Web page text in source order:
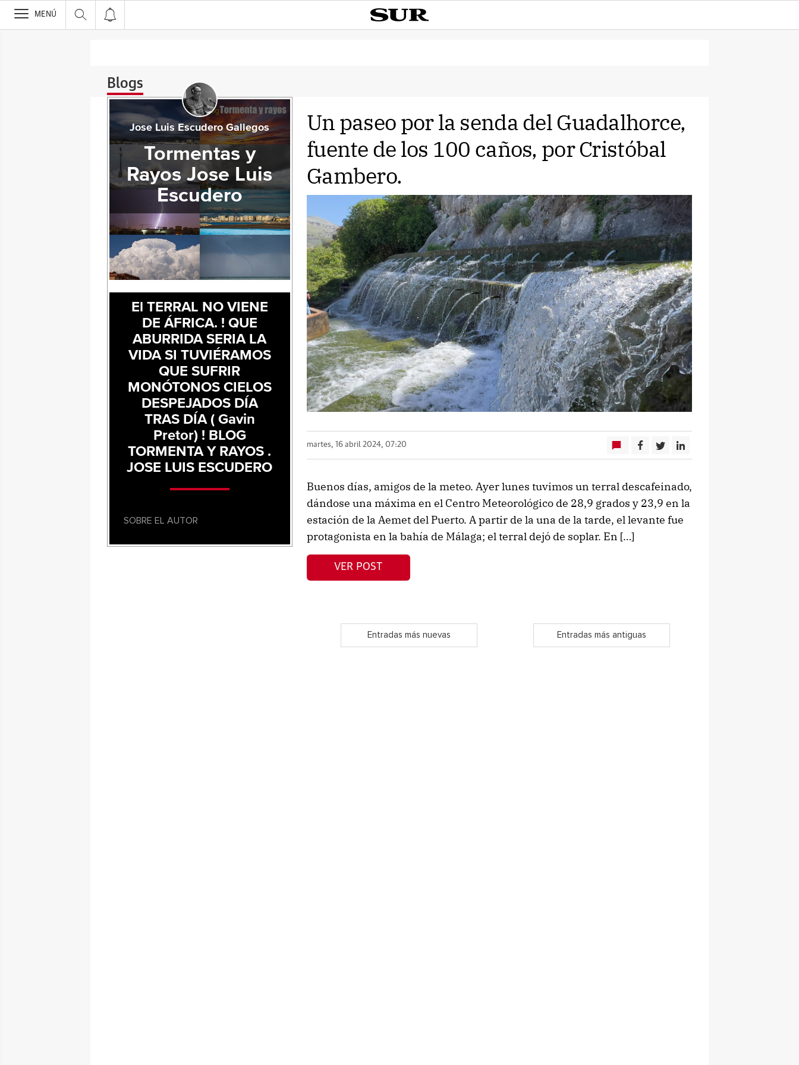
>
MENÚ
Blogs
Un paseo por la senda del Guadalhorce,
fuente de los 100 caños, por Cristóbal
Gambero.
martes, 16 abril 2024, 07:20
Buenos días, amigos de la meteo. Ayer lunes tuvimos un terral descafeinado,
dándose una máxima en el Centro Meteorológico de 28,9 grados y 23,9 en la
estación de la Aemet del Puerto. A partir de la una de la tarde, el levante fue
protagonista en la bahía de Málaga; el terral dejó de soplar. En […]
VER POST
Entradas más nuevas Entradas más antiguas
Jose Luis Escudero Gallegos
Tormentas y
Rayos Jose Luis
Escudero
El TERRAL NO VIENE
DE ÁFRICA. ! QUE
ABURRIDA SERIA LA
VIDA SI TUVIÉRAMOS
QUE SUFRIR
MONÓTONOS CIELOS
DESPEJADOS DÍA
TRAS DÍA ( Gavin
Pretor) ! BLOG
TORMENTA Y RAYOS .
JOSE LUIS ESCUDERO
SOBRE EL AUTOR